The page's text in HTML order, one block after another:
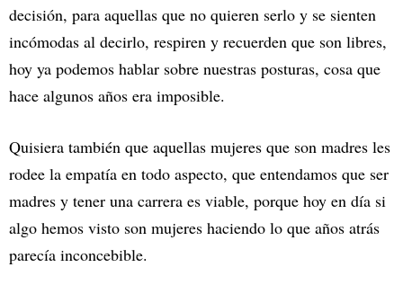
decisión, para aquellas que no quieren serlo y se sienten
incómodas al decirlo, respiren y recuerden que son libres,
hoy ya podemos hablar sobre nuestras posturas, cosa que
hace algunos años era imposible.
Quisiera también que aquellas mujeres que son madres les
rodee la empatía en todo aspecto, que entendamos que ser
madres y tener una carrera es viable, porque hoy en día si
algo hemos visto son mujeres haciendo lo que años atrás
parecía inconcebible.